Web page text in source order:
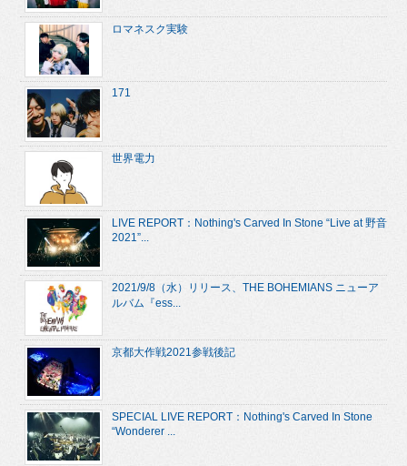
ロマネスク実験
171
世界電力
LIVE REPORT：Nothing's Carved In Stone “Live at 野音
2021”...
2021/9/8（水）リリース、THE BOHEMIANS ニューア
ルバム『ess...
京都大作戦2021参戦後記
SPECIAL LIVE REPORT：Nothing's Carved In Stone
“Wonderer ...